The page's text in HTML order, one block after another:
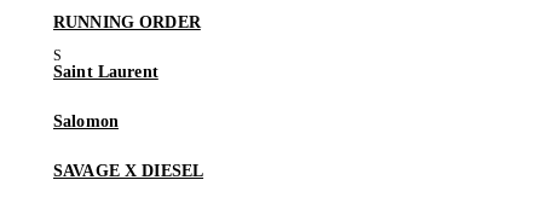
RUNNING ORDER
Saint Laurent
Salomon
SAVAGE X DIESEL